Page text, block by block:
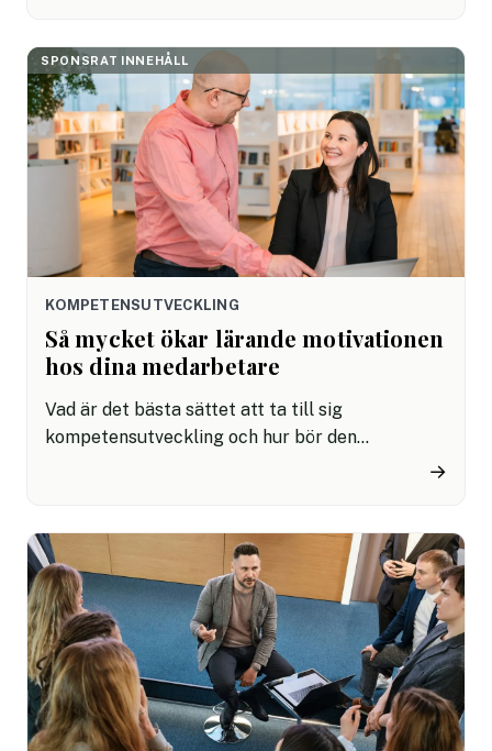
SPONSRAT INNEHÅLL
KOMPETENSUTVECKLING
Så mycket ökar lärande motivationen
hos dina medarbetare
Vad är det bästa sättet att ta till sig
kompetensutveckling och hur bör den
har nyligen publicerat en rapport baserad på
användarundersökningar –som kan ge företag
en större förståelse kring hur de bör möta
dagens och morgondagens utmaningar när det
gäller just kompetensutveckling.
→